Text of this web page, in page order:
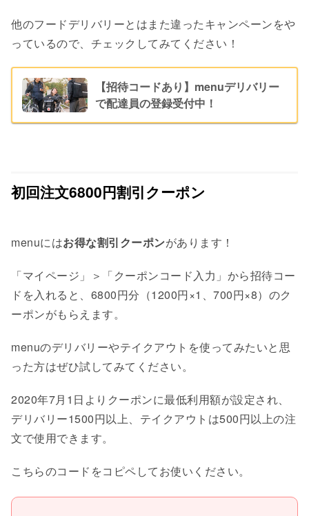
他のフードデリバリーとはまた違ったキャンペーンをや
っているので、チェックしてみてください！
【招待コードあり】menuデリバリー
で配達員の登録受付中！
初回注文6800円割引クーポン
menuにはお得な割引クーポンがあります！
「マイページ」＞「クーポンコード入力」から招待コー
ドを入れると、6800円分（1200円×1、700円×8）のク
ーポンがもらえます。
menuのデリバリーやテイクアウトを使ってみたいと思
った方はぜひ試してみてください。
2020年7月1日よりクーポンに最低利用額が設定され、
デリバリー1500円以上、テイクアウトは500円以上の注
文で使用できます。
こちらのコードをコピペしてお使いください。